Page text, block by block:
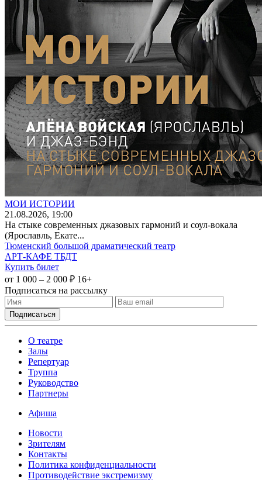
МОИ ИСТОРИИ
21 .08.2026, 19:00
На стыке современных джазовых гармоний и соул-вокала
(Ярославль, Екате...
Тюменский большой драматический театр
АРТ-КАФЕ ТБДТ
Купить билет
от 1 000 – 2 000 ₽ 16+
Подписаться на рассылку
О театре
Залы
Репертуар
Труппа
Руководство
Партнеры
Афиша
Новости
Зрителям
Контакты
Политика конфиденциальности
Противодействие экстремизму